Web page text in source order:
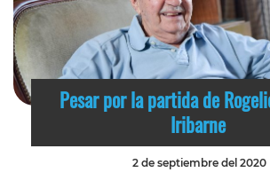
Pesar por la partida de
Iribarne
2 de septiembre del 2020